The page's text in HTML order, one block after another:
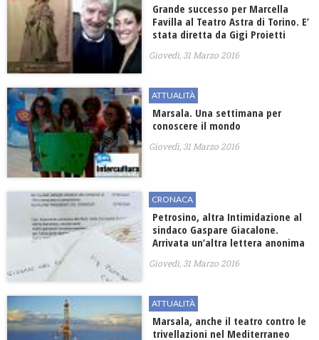
Grande successo per Marcella
Favilla al Teatro Astra di Torino. E’
stata diretta da Gigi Proietti
Giovedì, 31 Marzo 2016
ATTUALITÀ
Marsala. Una settimana per
conoscere il mondo
Giovedì, 31 Marzo 2016
CRONACA
Petrosino, altra Intimidazione al
sindaco Gaspare Giacalone.
Arrivata un’altra lettera anonima
Giovedì, 31 Marzo 2016
ATTUALITÀ
Marsala, anche il teatro contro le
trivellazioni nel Mediterraneo